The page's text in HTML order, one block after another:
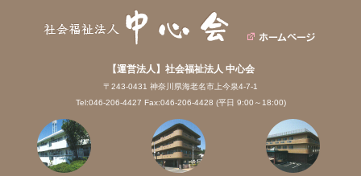
【運営法人】社会福祉法人 中心会
〒243-0431 神奈川県海老名市上今泉4-7-1
Tel:046-206-4427 Fax:046-206-4428 (平日 9:00～18:00)